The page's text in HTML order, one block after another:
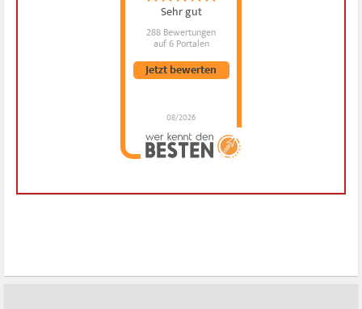
Sehr gut
288 Bewertungen
auf 6 Portalen
08/2026
Jetzt bewerten
Dr. Hubert Menken
hat4.88 von5
MenkenBewertungen